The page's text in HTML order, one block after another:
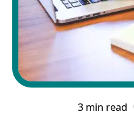
3 min read